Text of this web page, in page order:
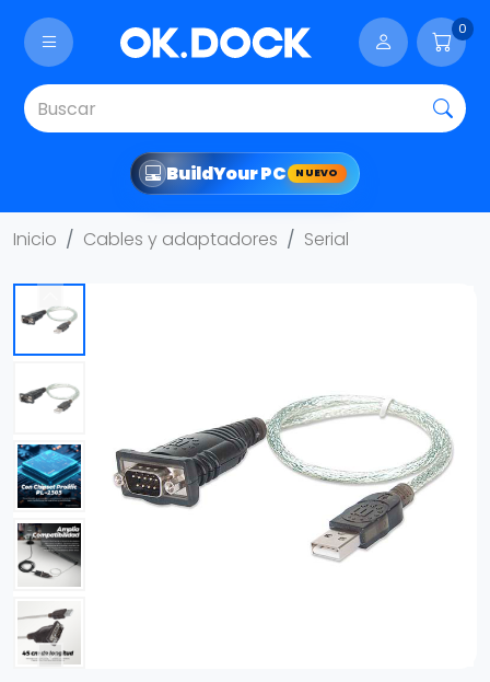
0
BuildYour PC NUEVO
Inicio Cables y adaptadores Serial